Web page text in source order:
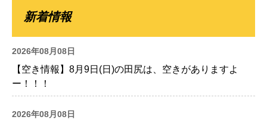
新着情報
2026年08月08日
【空き情報】8月9日(日)の田尻は、空きがありますよ
ー！！！
2026年08月08日